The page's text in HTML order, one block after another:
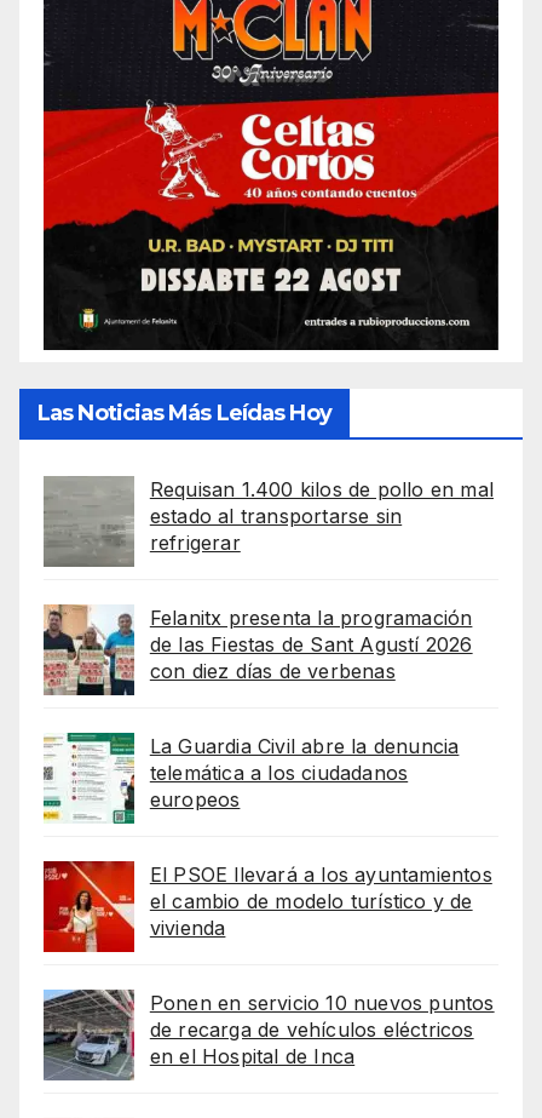
Las Noticias Más Leídas Hoy
Requisan 1.400 kilos de pollo en mal
estado al transportarse sin
refrigerar
Felanitx presenta la programación
de las Fiestas de Sant Agustí 2026
con diez días de verbenas
La Guardia Civil abre la denuncia
telemática a los ciudadanos
europeos
El PSOE llevará a los ayuntamientos
el cambio de modelo turístico y de
vivienda
Ponen en servicio 10 nuevos puntos
de recarga de vehículos eléctricos
en el Hospital de Inca